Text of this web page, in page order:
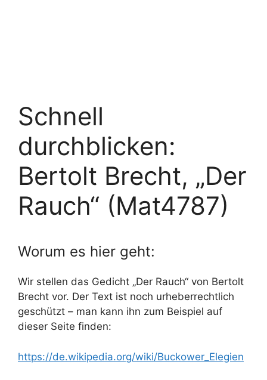
Schnell
durchblicken:
Bertolt Brecht, „Der
Rauch“ (Mat4787)
Worum es hier geht:
Wir stellen das Gedicht „Der Rauch“ von Bertolt
Brecht vor. Der Text ist noch urheberrechtlich
geschützt – man kann ihn zum Beispiel auf
dieser Seite finden:
https://de.wikipedia.org/wiki/Buckower_Elegien